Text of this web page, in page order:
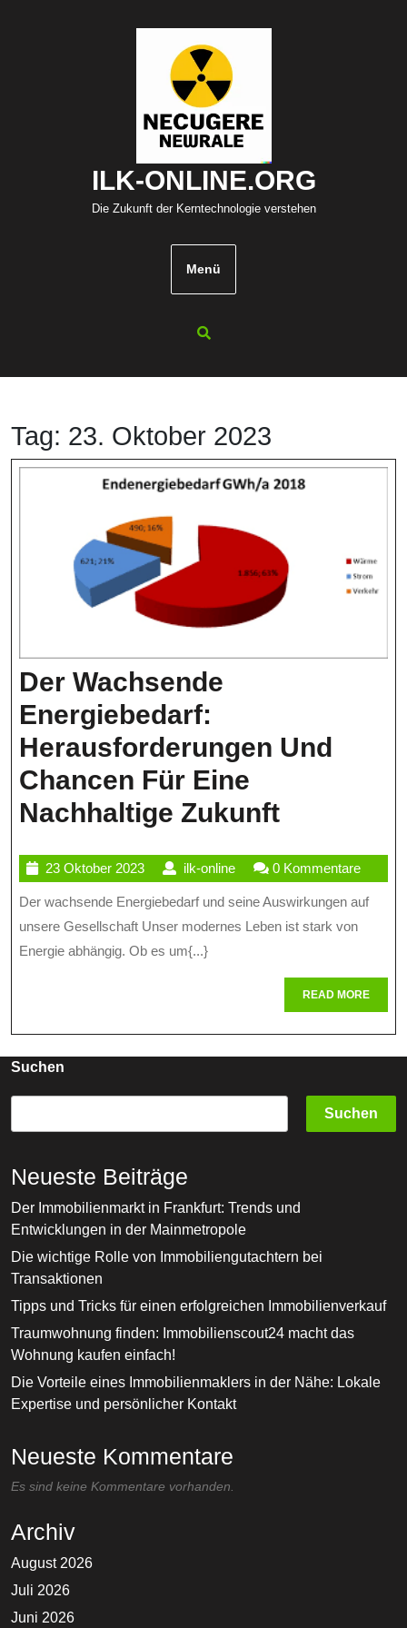
ILK-ONLINE.ORG
Die Zukunft der Kerntechnologie verstehen
Menü
Tag: 23. Oktober 2023
Der Wachsende
Energiebedarf:
Herausforderungen Und
Chancen Für Eine
Nachhaltige ZukunftDer
Chancen
Für
Eine
Zukunft
23 Oktober 202323
2023
ilk-onlineilk-
0 Kommentare
Der wachsende Energiebedarf und seine Auswirkungen auf
unsere Gesellschaft Unser modernes Leben ist stark von
Energie abhängig. Ob es um{...}
READ MOREREAD
MORE
Suchen
Suchen
Neueste Beiträge
Der Immobilienmarkt in Frankfurt: Trends und
Entwicklungen in der Mainmetropole
Die wichtige Rolle von Immobiliengutachtern bei
Transaktionen
Tipps und Tricks für einen erfolgreichen Immobilienverkauf
Traumwohnung finden: Immobilienscout24 macht das
Wohnung kaufen einfach!
Die Vorteile eines Immobilienmaklers in der Nähe: Lokale
Expertise und persönlicher Kontakt
Neueste Kommentare
Es sind keine Kommentare vorhanden.
Archiv
August 2026
Juli 2026
Juni 2026